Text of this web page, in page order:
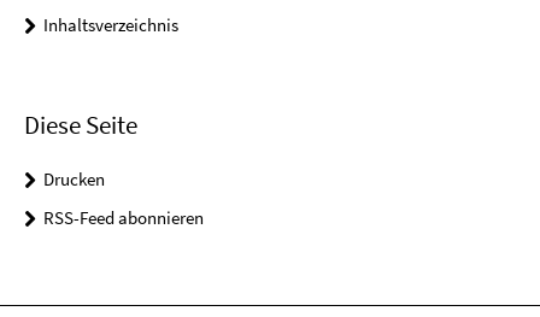
Inhaltsverzeichnis
Diese Seite
Drucken
RSS-Feed abonnieren